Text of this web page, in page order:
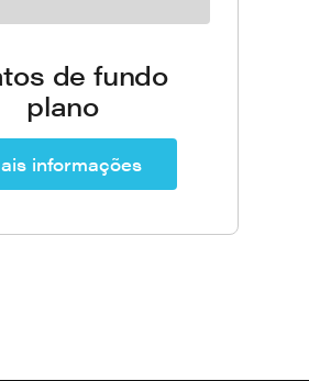
de fundo
plano
informações